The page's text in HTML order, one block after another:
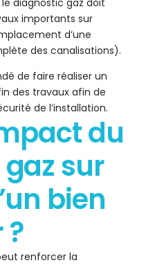
diagnostic gaz doit
importants sur
d’une
des canalisations).
de faire réaliser un
des travaux afin de
de l’installation.
du
sur
bien
renforcer la